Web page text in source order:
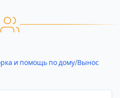
и помощь по дому/Вынос